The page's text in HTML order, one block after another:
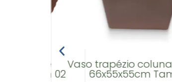
grande
Tam 02
Vaso trapézio
66x55x55cm